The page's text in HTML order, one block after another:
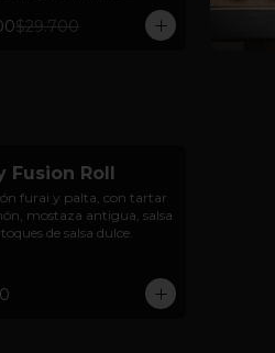
$29.700
Fusion Roll
furai y palta, con tartar
mostaza antigua, salsa
de salsa dulce.